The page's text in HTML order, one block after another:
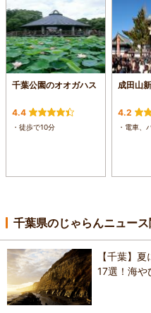
千葉公園のオオガハス
4.4
・徒歩で10分
成田山
4.2
・電車、
千葉県のじゃらんニュー
【千葉】
17選！海や